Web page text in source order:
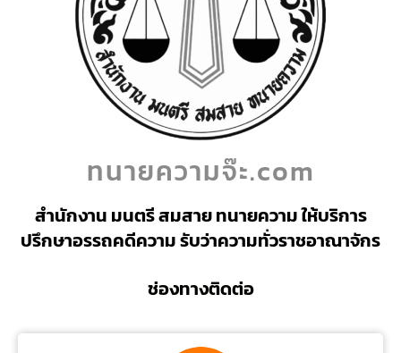
ทนายความจ๊ะ.com
สำนักงาน มนตรี สมสาย ทนายความ ให้บริการ
ปรึกษาอรรถคดีความ รับว่าความทั่วราชอาณาจักร
ช่องทางติดต่อ